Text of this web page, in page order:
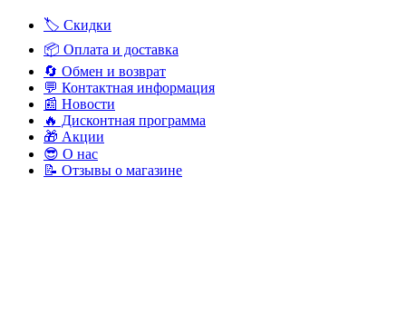
🏷️ Скидки
📦 Оплата и доставка
🔄 Обмен и возврат
💬 Контактная информация
📰 Новости
🔥 Дисконтная программа
🎁 Акции
😎 О нас
📝 Отзывы о магазине